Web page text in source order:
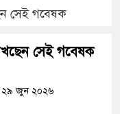
যাবে:
সেই গবেষক
সেই গবেষক
২৯ জুন ২০২৬